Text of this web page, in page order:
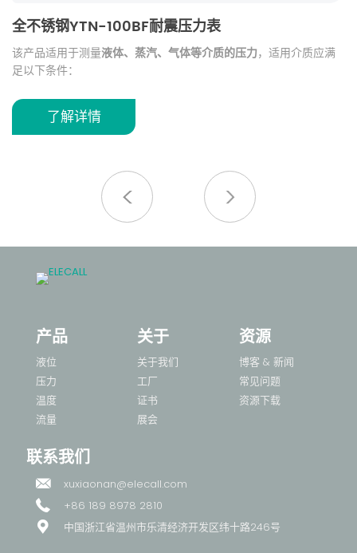
不锈钢YTN-100BF耐震压力表
产品适用于测量液体、蒸汽、气体等介质的压力，适用介质应满
以下条件：
易结晶
产生凝固
铜及铜铝合金无腐蚀性
用于工业现场中对一般性介质压力进行测量，广泛应用于
监测、管道系统、流体控制系统等场景
了解详情
高
产品
液位
压力
温度
流量
关于
关于我们
工厂
证书
展会
资源
博客 & 新闻
常见问题
资源下载
联系我们
xuxiaonan@elecall.com
+86 189 8978 2810
中国浙江省温州市乐清经济开发区纬十路246号